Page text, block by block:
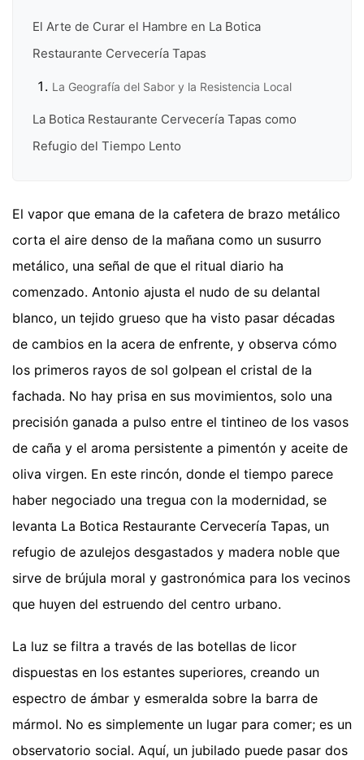
El Arte de Curar el Hambre en La Botica
Restaurante Cervecería Tapas
La Geografía del Sabor y la Resistencia Local
La Botica Restaurante Cervecería Tapas como
Refugio del Tiempo Lento
El vapor que emana de la cafetera de brazo metálico
corta el aire denso de la mañana como un susurro
metálico, una señal de que el ritual diario ha
comenzado. Antonio ajusta el nudo de su delantal
blanco, un tejido grueso que ha visto pasar décadas
de cambios en la acera de enfrente, y observa cómo
los primeros rayos de sol golpean el cristal de la
fachada. No hay prisa en sus movimientos, solo una
precisión ganada a pulso entre el tintineo de los vasos
de caña y el aroma persistente a pimentón y aceite de
oliva virgen. En este rincón, donde el tiempo parece
haber negociado una tregua con la modernidad, se
levanta La Botica Restaurante Cervecería Tapas, un
refugio de azulejos desgastados y madera noble que
sirve de brújula moral y gastronómica para los vecinos
que huyen del estruendo del centro urbano.
La luz se filtra a través de las botellas de licor
dispuestas en los estantes superiores, creando un
espectro de ámbar y esmeralda sobre la barra de
mármol. No es simplemente un lugar para comer; es un
observatorio social. Aquí, un jubilado puede pasar dos